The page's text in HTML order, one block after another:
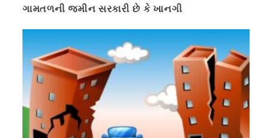
ગામતળની જમીન સરકારી છે કે ખાનગી